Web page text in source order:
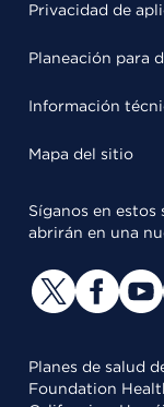
Privacidad de
Planeación para
Información
Mapa del sitio
Síganos en estos
abrirán en una
Planes de salud
Foundation